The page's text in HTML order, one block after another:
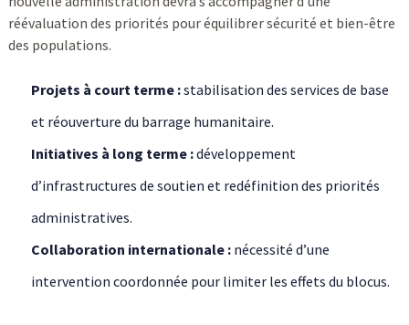
réévaluation des priorités pour équilibrer sécurité et bien-être
des populations.
Projets à court terme :stabilisation des services de base
et réouverture du barrage humanitaire.
Initiatives à long terme :développement
d’infrastructures de soutien et redéfinition des priorités
administratives.
Collaboration internationale :nécessité d’une
intervention coordonnée pour limiter les effets du blocus.